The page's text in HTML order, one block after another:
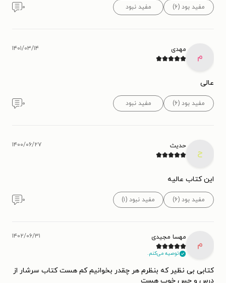
مفید بود (۶) مفید نبود ۰
م
مهدی ۱۴۰۱/۰۳/۱۴
عالی
مفید بود (۶) مفید نبود ۰
ح
حدیث ۱۴۰۰/۰۶/۲۷
این کتاب عالیه
مفید بود (۶) مفید نبود (۱) ۰
م
مهسا مجیدی
توصیه می‌کنم.
۱۴۰۲/۰۶/۳۱
کتابی بی نظیر که بنظرم هر چقدر بخوانیم کم هست کتاب سرشار از
درس و حس خوب هست